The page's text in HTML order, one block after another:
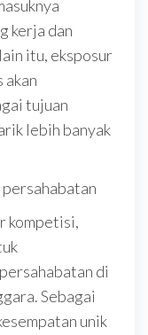
kerja dan
itu, eksposur
akan
tujuan
lebih banyak
kompetisi,
di
Sebagai
unik